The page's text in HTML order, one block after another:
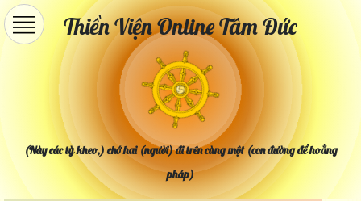
Thiền Viện Online Tâm Đức
(Này các tỳ kheo,) chớ hai (người) đi trên cùng một (con đường để hoằng
pháp)